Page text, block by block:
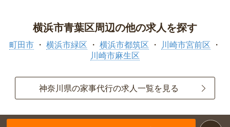
横浜市青葉区周辺の他の求人を探す
町田市 横浜市緑区 横浜市都筑区
川崎市宮前区
川崎市麻生区
神奈川県の家事代行の求人一覧を見る